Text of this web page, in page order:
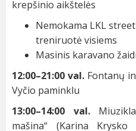
krepšinio aikštelės
Nemokama LKL
treniruotė visiems
Masinis karavano
12:00–21:00 val. Fontanų
Vyčio paminklu
13:00–14:00 val.
mašina“ (Karina